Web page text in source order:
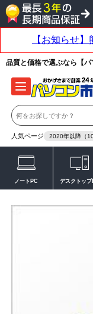
品質と価格で選ぶなら【
人気ページ 2020年以降（
ノートPC デスクトップ